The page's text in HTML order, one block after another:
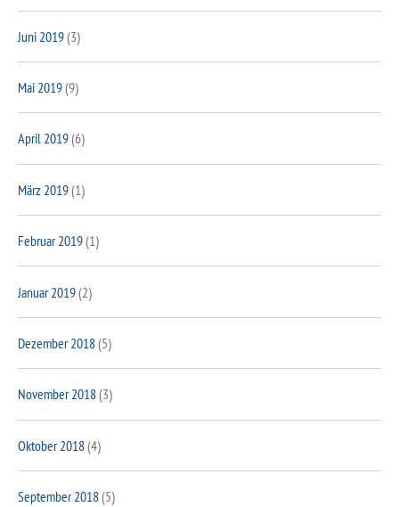
Juni 2019(3)
Mai 2019(9)
April 2019(6)
März 2019(1)
Februar 2019(1)
Januar 2019(2)
Dezember 2018(5)
November 2018(3)
Oktober 2018(4)
September 2018(5)